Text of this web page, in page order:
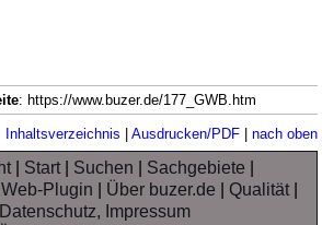
: https://www.buzer.de/177_GWB.htm
Inhaltsverzeichnis Ausdrucken/PDF| nach oben
| Start| Suchen Sachgebiete
Web-Plugin Über buzer.de |Qualität|
Datenschutz, Impressum